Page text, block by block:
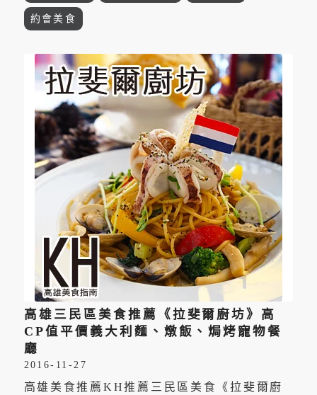
約會美食
高雄三民區美食推薦《拉斐爾廚坊》高
CP值平價義大利麵、燉飯、焗烤寵物餐
廳
2016-11-27
高雄美食推薦KH推薦三民區美食《拉斐爾廚